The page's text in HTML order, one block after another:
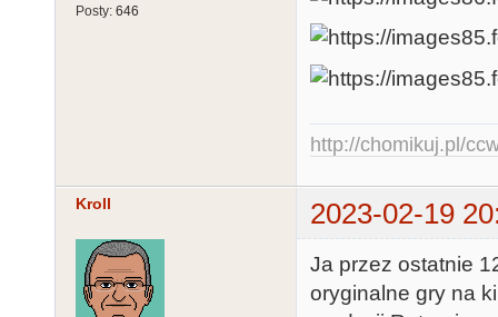
Posty: 646
http://chomikuj.pl/
Kroll 2023-02-19
Ja przez ostatnie
oryginalne gry na